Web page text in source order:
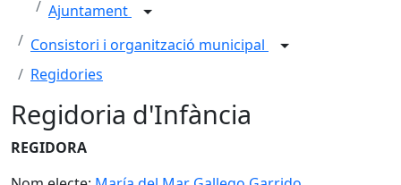
Ajuntament
Consistori i organització municipal
Regidories
Regidoria d'Infància
REGIDORA